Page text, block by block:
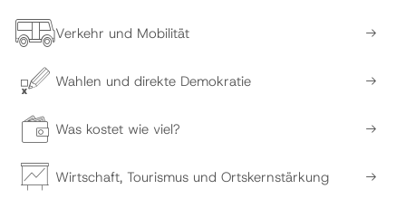
Verkehr und Mobilität
Wahlen und direkte Demokratie
Was kostet wie viel?
Wirtschaft, Tourismus und Ortskernstärkung